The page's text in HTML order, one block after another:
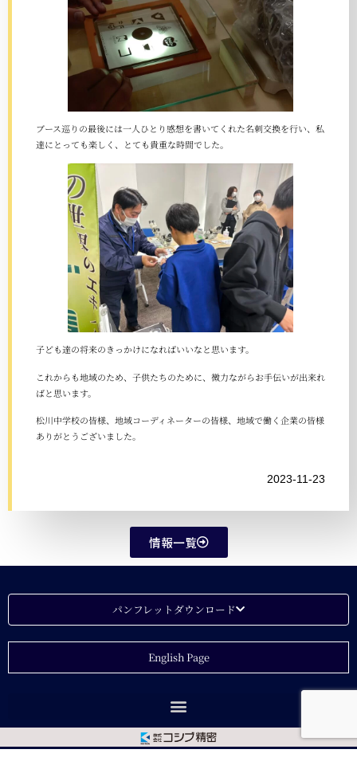
ブース巡りの最後には一人ひとり感想を書いてくれた名刺交換を行い、私
達にとっても楽しく、とても貴重な時間でした。
子ども達の将来のきっかけになればいいなと思います。
これからも地域のため、子供たちのために、微力ながらお手伝いが出来れ
ばと思います。
松川中学校の皆様、地域コーディネーターの皆様、地域で働く企業の皆様
ありがとうございました。
2023-11-23
情報一覧
パンフレットダウンロード
English Page